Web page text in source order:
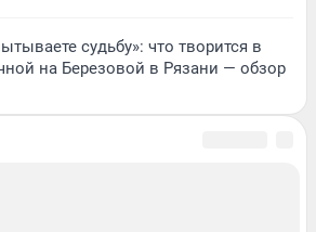
судьбу»: что творится в
на Березовой в Рязани — обзор